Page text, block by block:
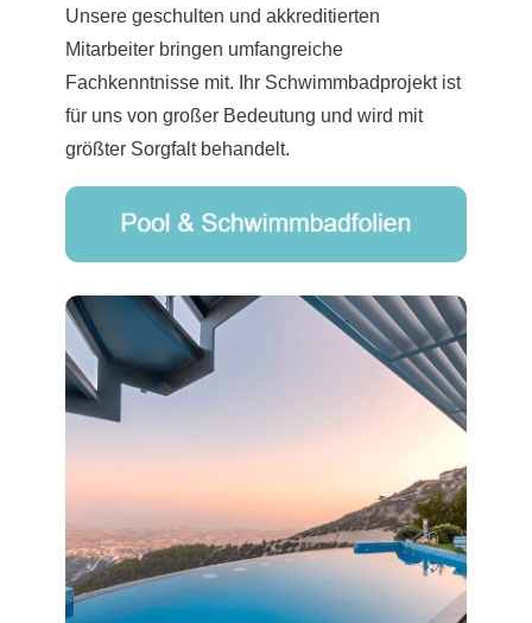
Unsere geschulten und akkreditierten
Mitarbeiter bringen umfangreiche
Fachkenntnisse mit. Ihr Schwimmbadprojekt ist
für uns von großer Bedeutung und wird mit
größter Sorgfalt behandelt.